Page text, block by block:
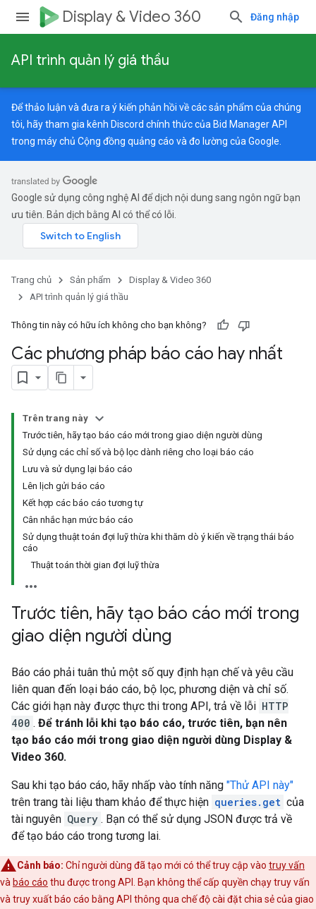
Display & Video 360 Đăng nhập
API trình quản lý giá thầu
Để thảo luận và đưa ra ý kiến phản hồi về các sản phẩm của chúng
tôi, hãy tham gia kênh Discord chính thức của Bid Manager API
trong máy chủ Cộng đồng quảng cáo và đo lường của Google
Google sử dụng công nghệ AI để dịch nội dung sang ngôn ngữ bạn
ưu tiên. Bản dịch bằng AI có thể có lỗi.
Trang chủ Sản phẩm
Display & Video 360
API trình quản lý giá thầu
Thông tin này có hữu ích không cho bạn không?
Các phương pháp báo cáo hay nhất
Trên trang này
Trước tiên, hãy tạo báo cáo mới trong giao diện người dùng
Sử dụng các chỉ số và bộ lọc dành riêng cho loại báo cáo
Lưu và sử dụng lại báo cáo
Lên lịch gửi báo cáo
Kết hợp các báo cáo tương tự
Cân nhắc hạn mức báo cáo
Sử dụng thuật toán đợi luỹ thừa khi thăm dò ý kiến về trạng thái báo
cáo
Thuật toán thời gian đợi luỹ thừa
Trước tiên, hãy tạo báo cáo mới trong
giao diện người dùng
Báo cáo phải tuân thủ một số quy định hạn chế và yêu cầu
liên quan đến loại báo cáo, bộ lọc, phương diện và chỉ số.
Các giới hạn này được thực thi trong API, trả về lỗi HTTP
400 . Để tránh lỗi khi tạo báo cáo, trước tiên, bạn nên
tạo báo cáo mới trong giao diện người dùng Display &
Video 360.
Sau khi tạo báo cáo, hãy nhấp vào tính năng "Thử API này"
trên trang tài liệu tham khảo để thực hiện queries.get của
tài nguyên Query . Bạn có thể sử dụng JSON được trả về
để tạo báo cáo trong tương lai.
Cảnh báo: Chỉ người dùng đã tạo mới có thể truy cập vào truy vấn
và báo cáo thu được trong API. Bạn không thể cấp quyền chạy truy vấn
và truy xuất báo cáo bằng API thông qua chế độ cài đặt chia sẻ của giao